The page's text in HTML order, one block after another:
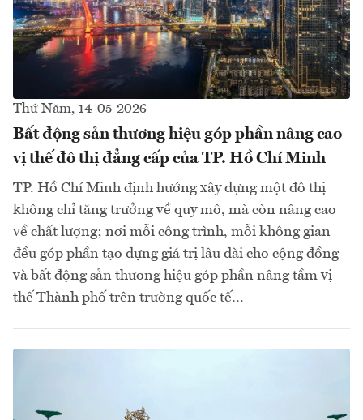
Thứ Năm, 14-05-2026
Bất động sản thương hiệu góp phần nâng cao
vị thế đô thị đẳng cấp của TP. Hồ Chí Minh
TP. Hồ Chí Minh định hướng xây dựng một đô thị
không chỉ tăng trưởng về quy mô, mà còn nâng cao
về chất lượng; nơi mỗi công trình, mỗi không gian
đều góp phần tạo dựng giá trị lâu dài cho cộng đồng
và bất động sản thương hiệu góp phần nâng tầm vị
thế Thành phố trên trường quốc tế…